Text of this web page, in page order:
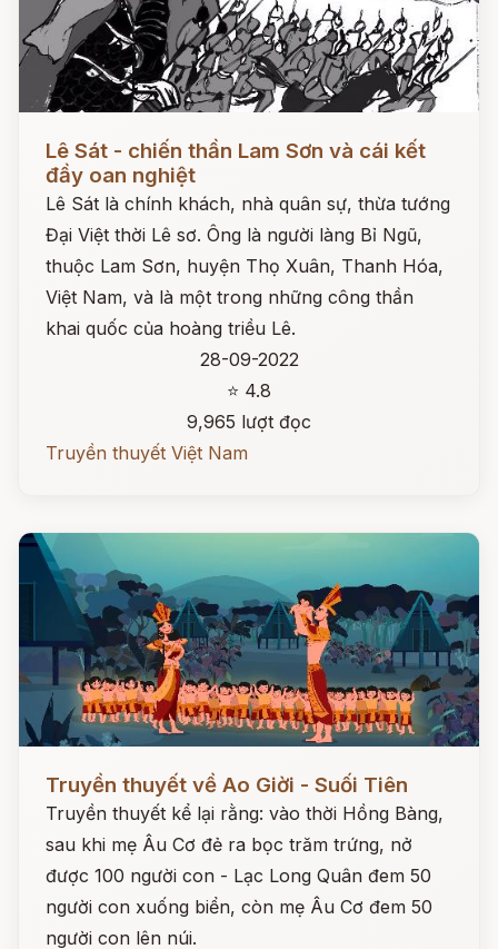
Lê Sát - chiến thần Lam Sơn và cái kết
đầy oan nghiệt
Lê Sát là chính khách, nhà quân sự, thừa tướng
Đại Việt thời Lê sơ. Ông là người làng Bỉ Ngũ,
thuộc Lam Sơn, huyện Thọ Xuân, Thanh Hóa,
Việt Nam, và là một trong những công thần
khai quốc của hoàng triều Lê.
28-09-2022
⭐ 4.8
9,965 lượt đọc
Truyền thuyết Việt Nam
Đọc ngay
Truyền thuyết về Ao Giời - Suối Tiên
Truyền thuyết kể lại rằng: vào thời Hồng Bàng,
sau khi mẹ Âu Cơ đẻ ra bọc trăm trứng, nở
được 100 người con - Lạc Long Quân đem 50
người con xuống biển, còn mẹ Âu Cơ đem 50
người con lên núi.